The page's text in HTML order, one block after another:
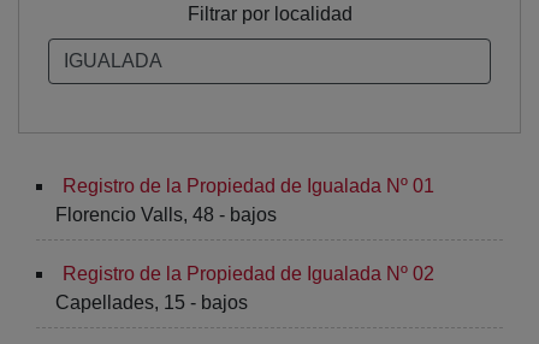
Filtrar por localidad
Registro de la Propiedad de Igualada Nº 01
Florencio Valls, 48 - bajos
Registro de la Propiedad de Igualada Nº 02
Capellades, 15 - bajos